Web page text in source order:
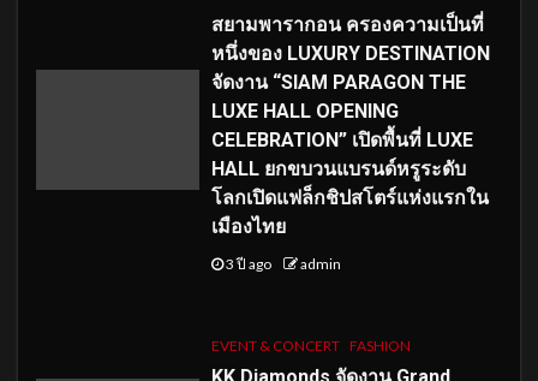
สยามพารากอน ครองความเป็นที่
หนึ่งของ LUXURY DESTINATION
จัดงาน “SIAM PARAGON THE
LUXE HALL OPENING
CELEBRATION” เปิดพื้นที่ LUXE
HALL ยกขบวนแบรนด์หรูระดับ
โลกเปิดแฟล็กชิปสโตร์แห่งแรกใน
เมืองไทย
3 ปี ago admin
EVENT & CONCERT FASHION
KK Diamonds จัดงาน Grand